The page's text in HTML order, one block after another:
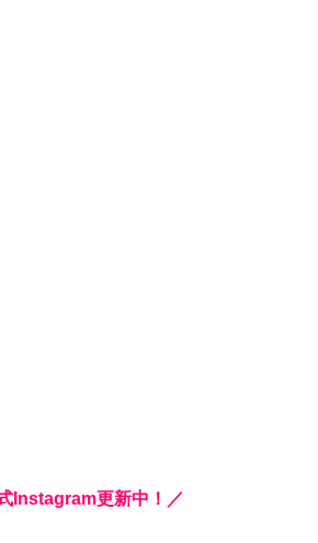
Instagram更新中！／